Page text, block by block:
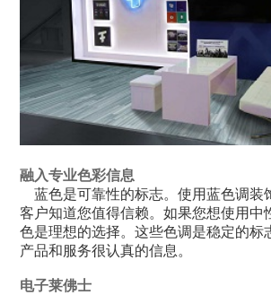
融入专业色彩信息
蓝色是可靠性的标志。使用蓝色调装
客户知道您值得信赖。如果您想使用中
色是理想的选择。这些色调是稳定的标
产品和服务很认真的信息。
电子莱佛士